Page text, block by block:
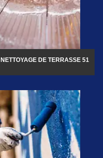
NETTOYAGE DE TERRASSE 51